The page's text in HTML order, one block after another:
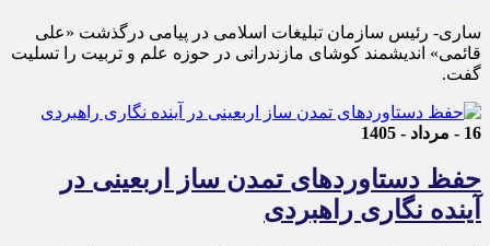
ساری- رئیس سازمان تبلیغات اسلامی در پیامی درگذشت «علی
قائمی» اندیشمند کوشای مازندرانی در حوزه علم و تربیت را تسلیت
گفت.
16 - مرداد - 1405
حفظ دستاوردهای تمدن ساز اربعینی در
آینده نگاری راهبردی